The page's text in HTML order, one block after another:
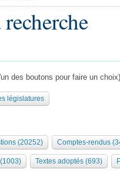
Bureau Collège des
des boutons pour faire un choix)
législatures
(20252) Comptes-rendus
Textes adoptés (693)